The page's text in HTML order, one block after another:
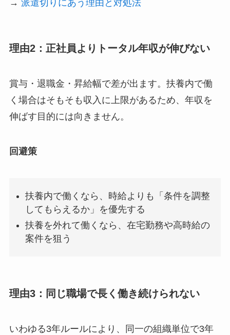
→ 派遣切りにあう理由と対処法
理由2：正社員よりトータル年収が伸びない
賞与・退職金・昇給幅で差が出ます。扶養内で働
く場合はそもそも収入に上限があるため、年収を
伸ばす目的には向きません。
回避策
扶養内で働くなら、時給よりも「条件を調整
してもらえるか」を優先する
扶養を外れて働くなら、在宅勤務や高時給の
案件を狙う
理由3：同じ職場で長く働き続けられない
いわゆる3年ルールにより、同一の組織単位で3年